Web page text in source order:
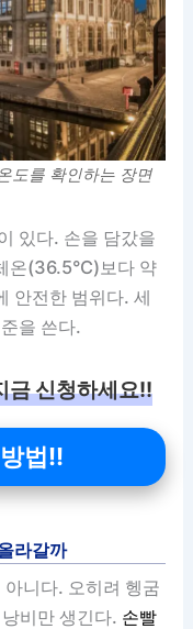
도를 확인하는 장면
있다. 손을 담갔을
온(36.5°C)보다 약
안전한 범위다. 세
을 쓴다.
금 신청하세요!!
법!!
라갈까
니다. 오히려 헹굼
비만 생긴다. 손빨